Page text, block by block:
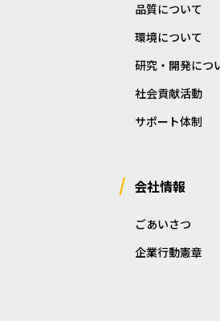
品質について
環境について
研究・開発につ
社会貢献活動
サポート体制
会社情報
ごあいさつ
企業行動憲章